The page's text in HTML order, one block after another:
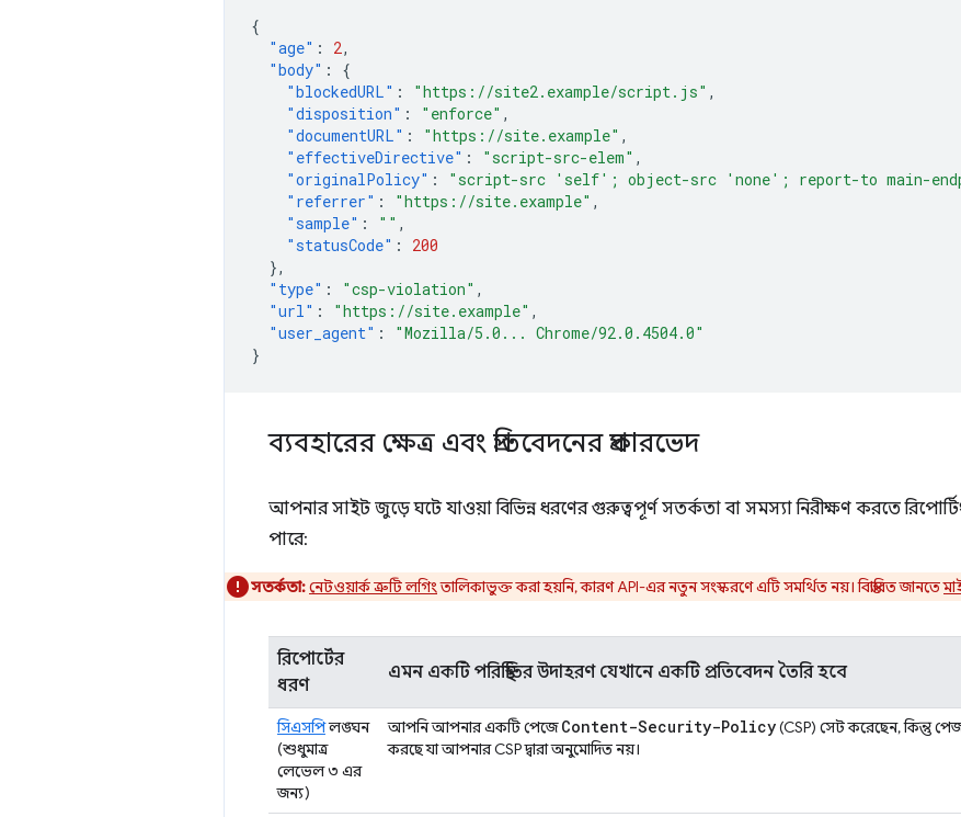
{
"age" : 2,
"body" :
{
"blockedURL" : "https://site2.example/script.js" ,
"disposition" : "enforce" ,
"documentURL" : "https://site.example" ,
"effectiveDirective" : "script-src-elem" ,
"originalPolicy" : "script-src 'self'; object-src 'none'; report-to main-
"referrer" : "https://site.example" ,
"sample" : "" ,
"statusCode" :
200
},
"type" : "csp-violation" ,
"url" : "https://site.example" ,
"user_agent" :
"Mozilla/5.0... Chrome/92.0.4504.0"
}
ব্যবহারের ক্ষেত্র এবং প্রতিবেদনের প্রকারভেদ
আপনার সাইট জুড়ে ঘটে যাওয়া বিভিন্ন ধরণের গুরুত্বপূর্ণ সতর্কতা বা সমস্যা নিরীক্ষণ করতে
পারে:
সতর্কতা:নেটওয়ার্ক ত্রুটি লগিংতালিকাভুক্ত করা হয়নি, কারণ API-এর নতুন সংস্করণে এটি সমর্থিত নয়। বিস্তারিত জানতে
রিপোর্টের
ধরণ
এমন একটি পরিস্থিতির উদাহরণ যেখানে একটি প্রতিবেদন তৈরি হবে
সিএসপিলঙ্ঘন
(শুধুমাত্র
লেভেল ৩ এর
জন্য)
আপনি আপনার একটি পেজেContent-Security-Policy(CSP) সেট করেছেন, কিন্তু
করছে যা আপনার CSP দ্বারা অনুমোদিত নয়।